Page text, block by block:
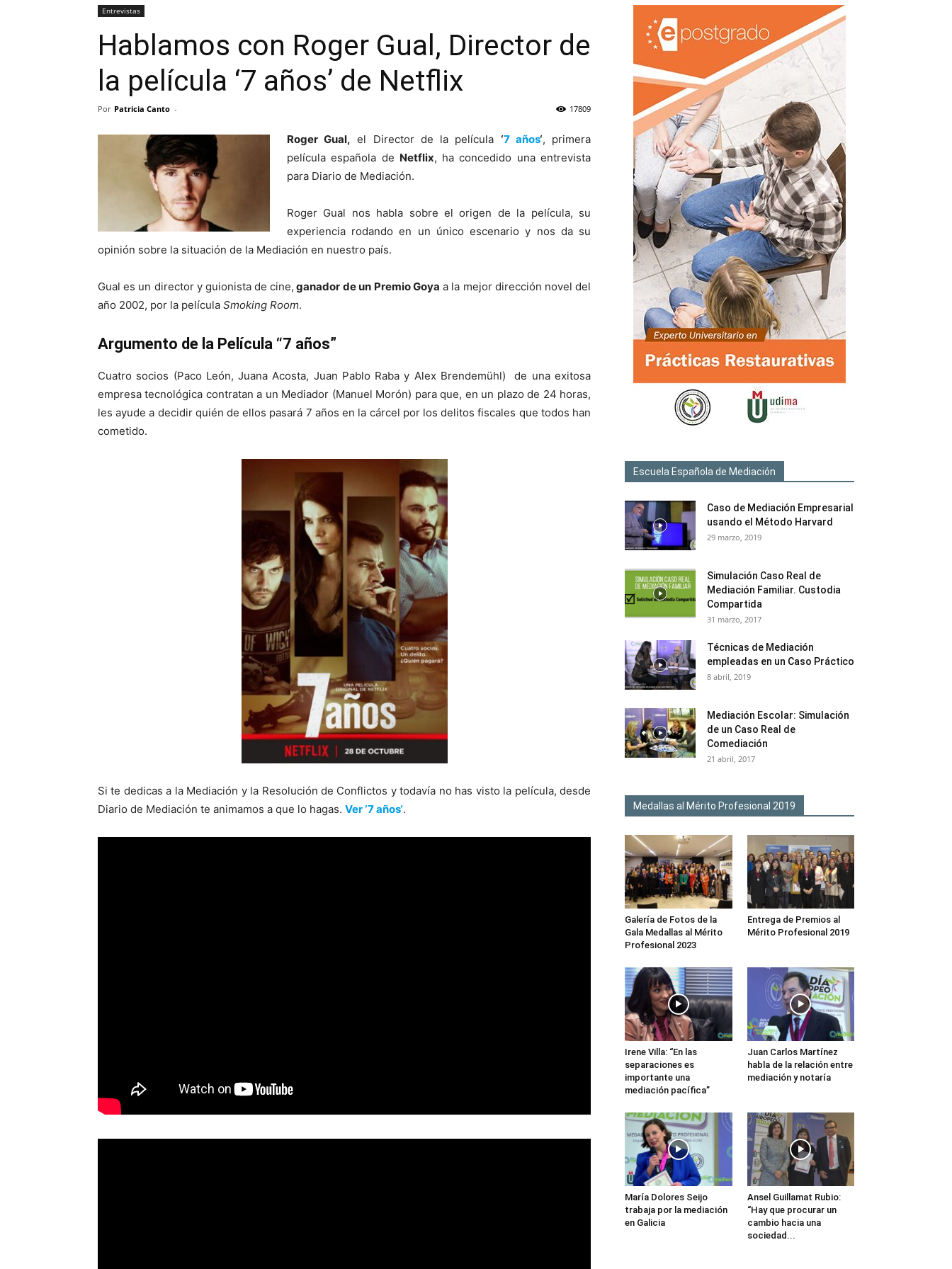
Entrevistas
Hablamos con Roger Gual, Director de
la película ‘7 años’ de Netflix
Por Patricia Canto - 17809
Roger Gual, el Director de la película ‘7 años‘, primera
película española de Netflix, ha concedido una entrevista
para Diario de Mediación.
Roger Gual nos habla sobre el origen de la película, su
experiencia rodando en un único escenario y nos da su
opinión sobre la situación de la Mediación en nuestro país.
Gual es un director y guionista de cine, ganador de un Premio Goya a la mejor dirección novel del
año 2002, por la película Smoking Room.
Argumento de la Película “7 años”
Cuatro socios (Paco León, Juana Acosta, Juan Pablo Raba y Alex Brendemühl) de una exitosa
empresa tecnológica contratan a un Mediador (Manuel Morón) para que, en un plazo de 24 horas,
les ayude a decidir quién de ellos pasará 7 años en la cárcel por los delitos fiscales que todos han
cometido.
Si te dedicas a la Mediación y la Resolución de Conflictos y todavía no has visto la película, desde
Diario de Mediación te animamos a que lo hagas. Ver ‘7 años‘.
Escuela Española de Mediación
Caso de Mediación Empresarial
usando el Método Harvard
29 marzo, 2019
Simulación Caso Real de
Mediación Familiar. Custodia
Compartida
31 marzo, 2017
Técnicas de Mediación
empleadas en un Caso Práctico
8 abril, 2019
Mediación Escolar: Simulación
de un Caso Real de
Comediación
21 abril, 2017
Medallas al Mérito Profesional 2019
Galería de Fotos de la
Gala Medallas al Mérito
Profesional 2023
Entrega de Premios al
Mérito Profesional 2019
Irene Villa: “En las
separaciones es
importante una
mediación pacífica”
Juan Carlos Martínez
habla de la relación entre
mediación y notaría
María Dolores Seijo
trabaja por la mediación
en Galicia
Ansel Guillamat Rubio:
“Hay que procurar un
cambio hacia una
sociedad...